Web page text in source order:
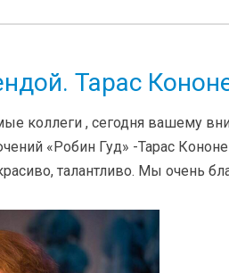
Тарас
коллеги , сегодня вашему
«Робин Гуд» -Тарас
талантливо. Мы очень